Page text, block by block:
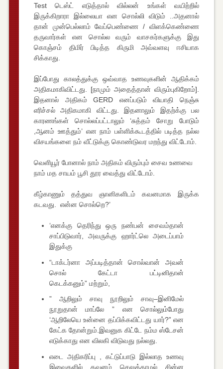
Test டெஸ்ட் எடுத்தால் வில்லன் உங்கள் வயிற்றில்
இருக்கிறாரா இல்லையா என சொல்லி விடும் ..அதனால்
தான் முன்பெல்லாம் வேப்பெண்ணை / விளக்கெண்ணை
தருவார்கள் என சொல்ல வரும் வாசகர்களுக்கு இது
கொஞ்சம் திமிர் பிடித்த கிருமி அவ்வளவு ஈசியாக
சிக்காது.
இப்போது காலத்துக்கு ஒவ்வாத உணவுகளின் ஆதிக்கம்
அதிகமாகிவிட்டது. [நாமும் அதைத்தான் விரும்புகிறோம்].
இதனால் அதிகம் GERD எனப்படும் வியாதி நெஞ்சு
எரிச்சல் அதிகமாகி விட்டது. இதனாலும் இதற்க்கு பல
காரணங்கள் சொல்லப்பட்டாலும் ‘சுத்தம் சோறு போடும்
,ஆனம் ஊத்தும்’ என நாம் பள்ளிக்கூடத்தில் படித்த நல்ல
விசயங்களை நம் வீட்டுக்கு கொண்டுவர மறந்து விட்டோம்.
வெளியூர் போனால் நாம் அதிகம் விரும்பும் சைவ உணவை
நாம் மத சாயம் பூசி தூர வைத்து விட்டோம்.
கீழ்காணும் தத்துவ ஞானிகளிடம் கவனமாக இருக்க
கடவது. என்ன சொல்றெ?’
‘எனக்கு தெரிந்து ஒரு நண்பன் சைவம்தான்
சாப்பிடுவார், அவருக்கு ஹார்ட்லெ அடைப்பாம்
இதுக்கு
“டாக்டர்னா அப்படித்தான் சொல்வான் அவன்
சொல் கேட்டா பட்டினிதான்
கெடக்கனும்” மற்றும்,
” ஆறிலும் சாவு நூறிலும் சாவு–இனிமேல்
நூறுதான் மாப்லே ” என சொல்லும்போது
‘ஆறிலேயெ உன்னை தப்பிக்கவிட்டது யார்?” என
கேட்க தோன்றும்.இவனுக கிட்டே நம்ம ஸ்டேசன்
எடுக்காது என விலகி விடுவது நல்லது.
எடை அதிகரிப்பு , கட்டுப்பாடு இல்லாத உணவு
இவைகளில் கவனம் செலுத்தாமல் சின்ன